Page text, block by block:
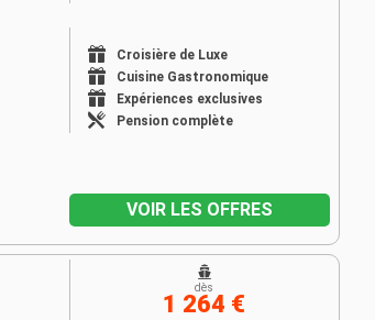
Croisière de Luxe
Cuisine Gastronomique
Expériences exclusives
Pension complète
VOIR LES OFFRES
dès
1 264 €